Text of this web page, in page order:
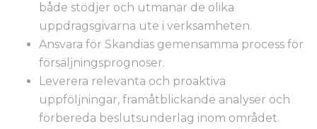
både stödjer och utmanar de olika
uppdragsgivarna ute i verksamheten.
Ansvara för Skandias gemensamma process för
försäljningsprognoser.
Leverera relevanta och proaktiva
uppföljningar, framåtblickande analyser och
förbereda beslutsunderlag inom området.